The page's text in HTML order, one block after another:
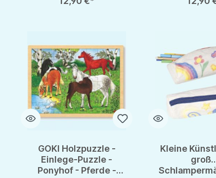
GOKI Holzpuzzle -
Einlege-Puzzle -
Ponyhof - Pferde -
Kleine